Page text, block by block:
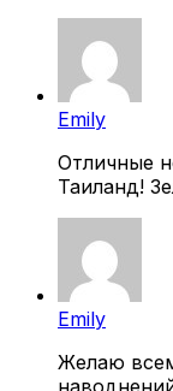
Emily
Отличные
Таиланд!
Emily
Желаю